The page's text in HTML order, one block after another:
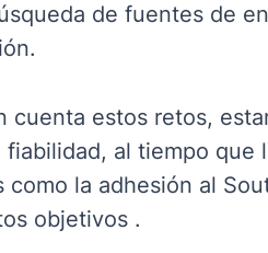
de fuentes de
.
cuenta estos retos,
fiabilidad, al tiempo que
como la adhesión al
objetivos .